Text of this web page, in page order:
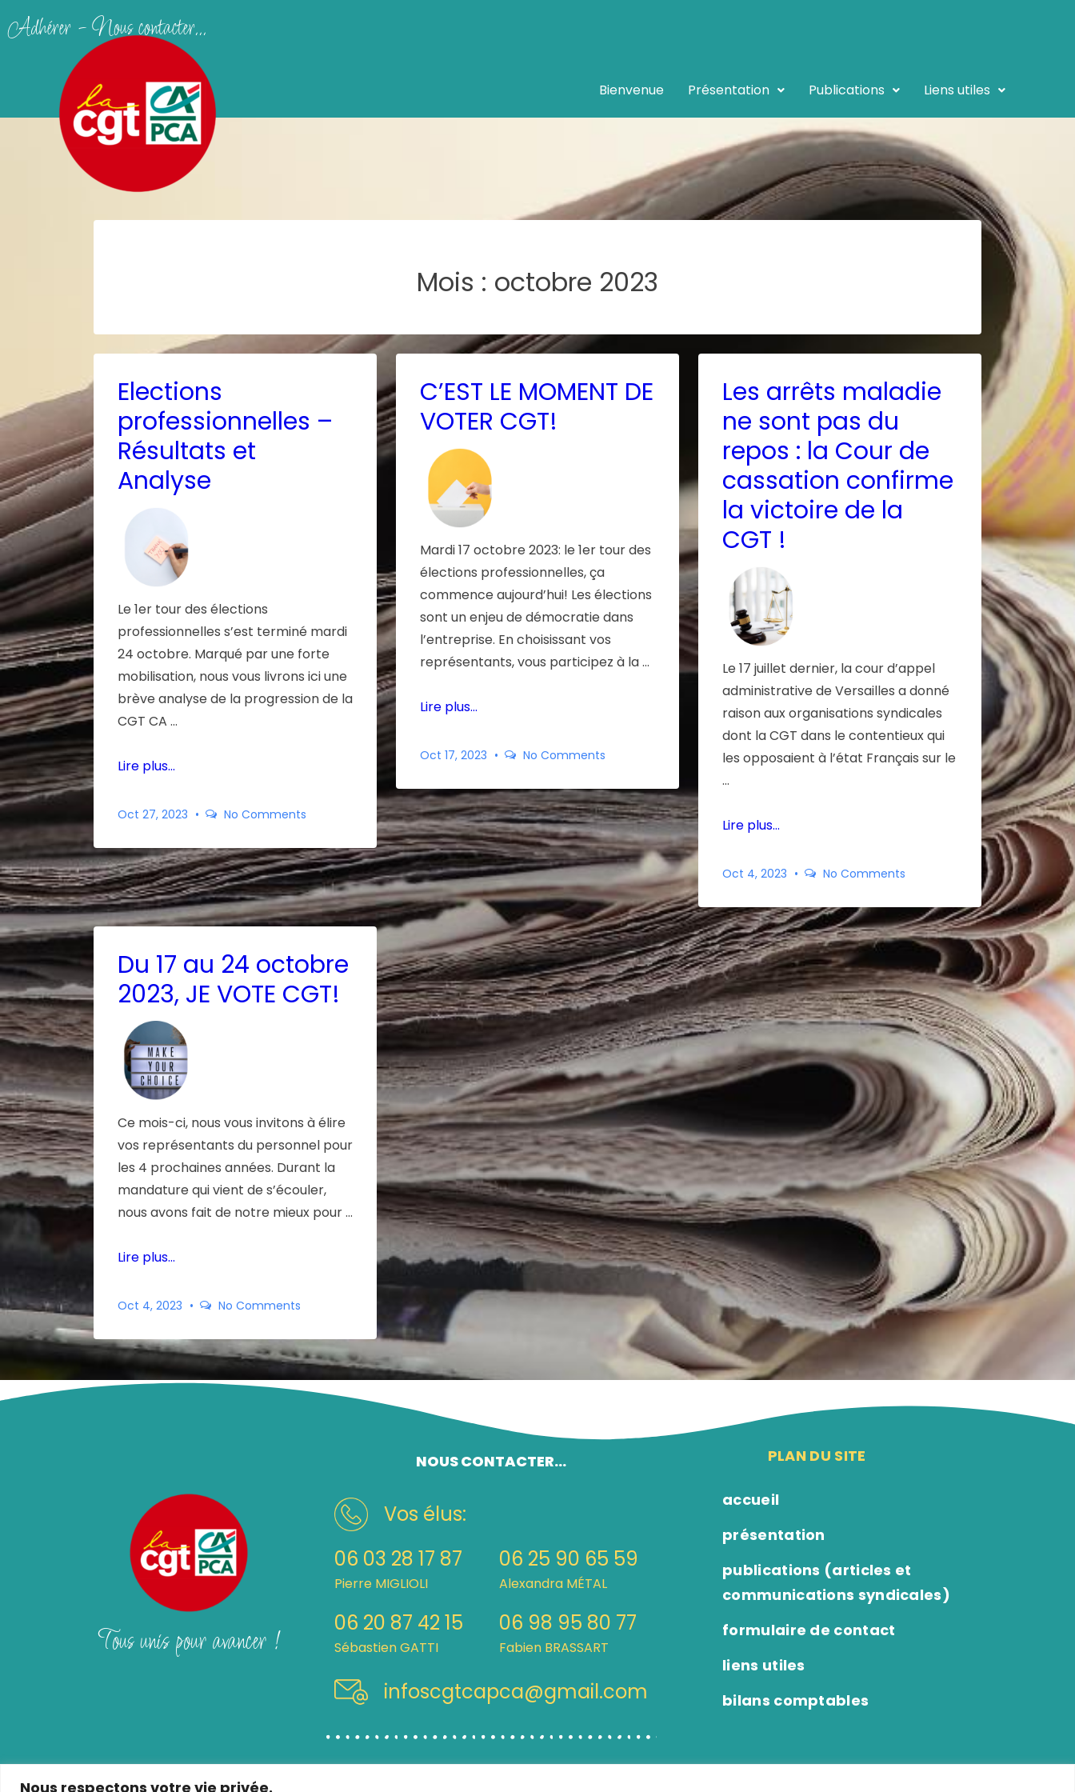
Nous respectons votre vie privée.
Adhérer - Nous contacter...
Bienvenue Présentation Publications Liens utiles
Mois : octobre 2023
Elections
professionnelles –
Résultats et
Analyse
Le 1er tour des élections
professionnelles s’est terminé mardi
24 octobre. Marqué par une forte
mobilisation, nous vous livrons ici une
brève analyse de la progression de la
CGT CA …
Lire plus…
Oct 27, 2023 No Comments
C’EST LE MOMENT DE
VOTER CGT!
Mardi 17 octobre 2023: le 1er tour des
élections professionnelles, ça
commence aujourd’hui! Les élections
sont un enjeu de démocratie dans
l’entreprise. En choisissant vos
représentants, vous participez à la …
Lire plus…
Oct 17, 2023 No Comments
Les arrêts maladie
ne sont pas du
repos : la Cour de
cassation confirme
la victoire de la
CGT !
Le 17 juillet dernier, la cour d’appel
administrative de Versailles a donné
raison aux organisations syndicales
dont la CGT dans le contentieux qui
les opposaient à l’état Français sur le
…
Lire plus…
Oct 4, 2023 No Comments
Du 17 au 24 octobre
2023, JE VOTE CGT!
Ce mois-ci, nous vous invitons à élire
vos représentants du personnel pour
les 4 prochaines années. Durant la
mandature qui vient de s’écouler,
nous avons fait de notre mieux pour …
Lire plus…
Oct 4, 2023 No Comments
Tous unis pour avancer !
NOUS CONTACTER...
Vos élus:
06 03 28 17 87
Pierre MIGLIOLI
06 25 90 65 59
Alexandra MÉTAL
06 20 87 42 15
Sébastien GATTI
06 98 95 80 77
Fabien BRASSART
infoscgtcapca@gmail.com
PLAN DU SITE
accueil
présentation
publications (articles et
communications syndicales)
formulaire de contact
liens utiles
bilans comptables